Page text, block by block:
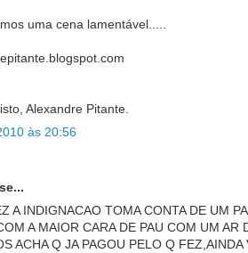
uma cena lamentável.....
Alexandre Pitante.
às 20:56
A INDIGNACAO TOMA CONTA DE UM
A MAIOR CARA DE PAU COM UM AR
ACHA Q JA PAGOU PELO Q